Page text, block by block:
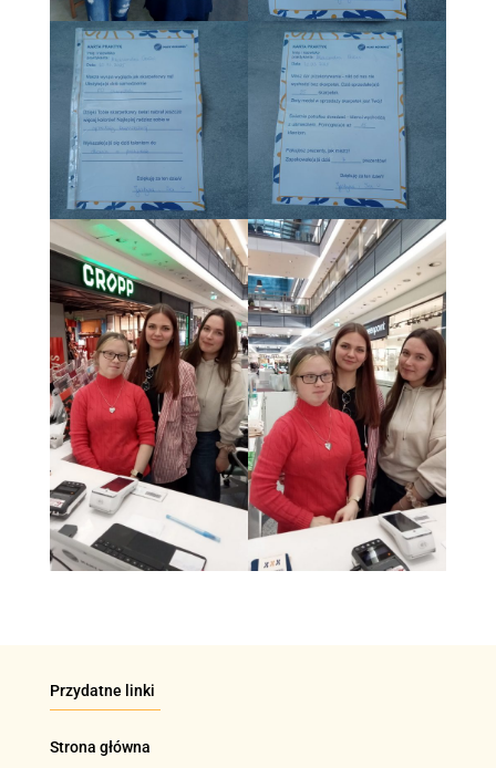
Przydatne linki
Strona główna